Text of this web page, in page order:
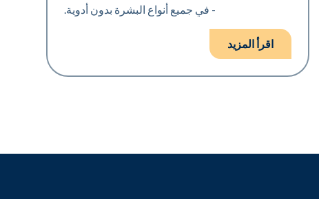
- في جميع أنواع البشرة بدون أدوية.
اقرأ المزيد